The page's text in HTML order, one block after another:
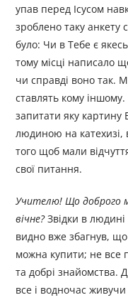
упав перед Ісусом
зроблено таку анкету
було: Чи в Тебе є
тому місці написало
чи справді воно так.
ставлять кому
запитати яку
людиною на
того щоб мали
свої питання.
Учителю! Що
вічне?Звідки в людині
видно вже збагнув,
можна купити; не все
та добрі
все і водночас